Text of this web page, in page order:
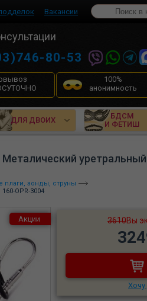
Вакансии
80-53
100%
анонимность
ДЛЯ ДВОИХ
БДСМ
И ФЕТИШ
плаги, зонды, струны
OPR-3004
Акции 3610Вы